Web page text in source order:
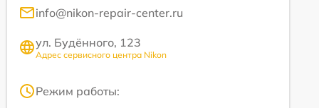
info@nikon-repair-center.ru
ул. Будённого, 123
Адрес сервисного центра Nikon
Режим работы: